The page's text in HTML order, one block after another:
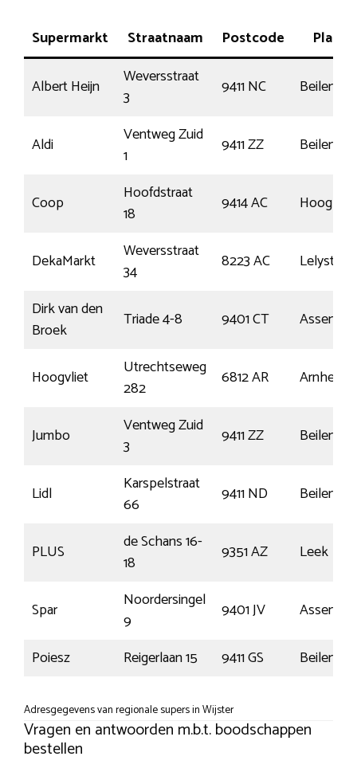
Supermarkt Straatnaam Postcode Plaats
Albert Heijn
Weversstraat
3
9411 NC Beilen
Aldi
Ventweg Zuid
1
9411 ZZ Beilen
Coop
Hoofdstraat
18
9414 AC
DekaMarkt
Weversstraat
34
8223 AC
Lelystad
Dirk van den
Broek
Triade 4-8 9401 CT Assen
Hoogvliet
Utrechtseweg
282
6812 AR Arnhem
Jumbo
Ventweg Zuid
3
9411 ZZ Beilen
Lidl
Karspelstraat
66
9411 ND Beilen
PLUS
de Schans 16-
18
9351 AZ Leek
Spar
Noordersingel
9
9401 JV
Assen
Poiesz
Reigerlaan 15 9411 GS Beilen
Adresgegevens van regionale supers in Wijster
Vragen en antwoorden m.b.t. boodschappen
bestellen